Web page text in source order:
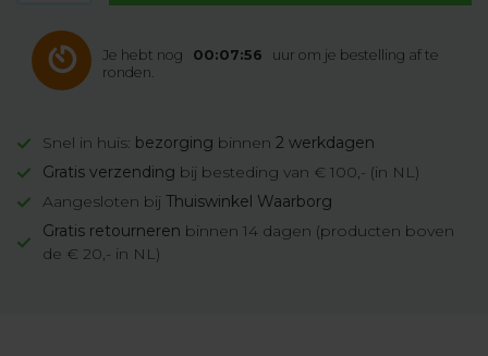
Je hebt nog 00:07:55
uur om je bestelling af te
ronden.
Snel in huis: bezorging binnen 2 werkdagen
Gratis verzending bij besteding van € 100,- (in NL)
Aangesloten bij Thuiswinkel Waarborg
Gratis retourneren binnen 14 dagen (producten boven
de € 20,- in NL)